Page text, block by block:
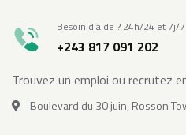
Besoin d'aide ? 24h/24 et 7j/7
+243 817 091 202
Trouvez un emploi ou recrutez
Boulevard du 30 juin, Rosson